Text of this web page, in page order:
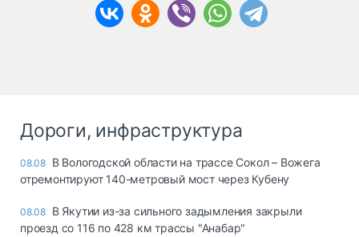
Дороги, инфраструктура
08.08 В Вологодской области на трассе Сокол – Вожега
отремонтируют 140-метровый мост через Кубену
08.08 В Якутии из-за сильного задымления закрыли
проезд со 116 по 428 км трассы "Анабар"